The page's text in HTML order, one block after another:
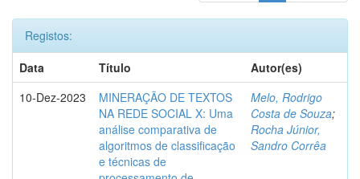
Registos:
Data
Título
Autor(es)
10-Dez-2023
MINERAÇÃO DE TEXTOS
NA REDE SOCIAL X: Uma
análise comparativa de
algoritmos de classificação
e técnicas de
Melo, Rodrigo
Costa de Souza;
Rocha Júnior,
Sandro Corrêa